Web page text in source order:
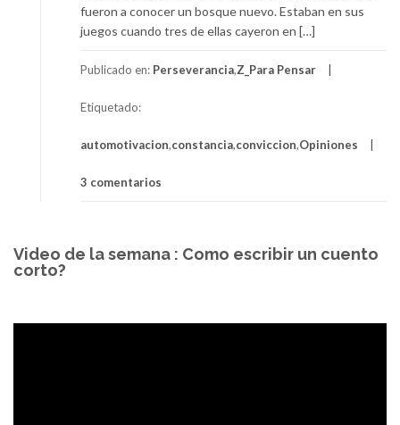
fueron a conocer un bosque nuevo. Estaban en sus
juegos cuando tres de ellas cayeron en […]
Publicado en: Perseverancia,Z_Para Pensar
Etiquetado:
automotivacion,constancia,conviccion,Opiniones
3 comentarios
Video de la semana : Como escribir un cuento
corto?